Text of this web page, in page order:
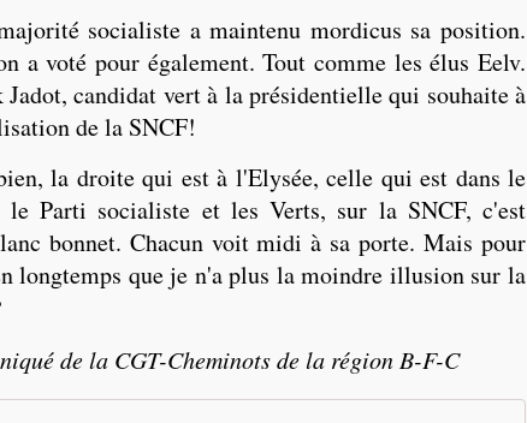
socialiste a maintenu mordicus sa position.
a voté pour également. Tout comme les élus Eelv.
Jadot, candidat vert à la présidentielle qui souhaite à
de la SNCF!
la droite qui est à l'Elysée, celle qui est dans le
le Parti socialiste et les Verts, sur la SNCF, c'est
bonnet. Chacun voit midi à sa porte. Mais pour
longtemps que je n'a plus la moindre illusion sur la
de la CGT-Cheminots de la région B-F-C